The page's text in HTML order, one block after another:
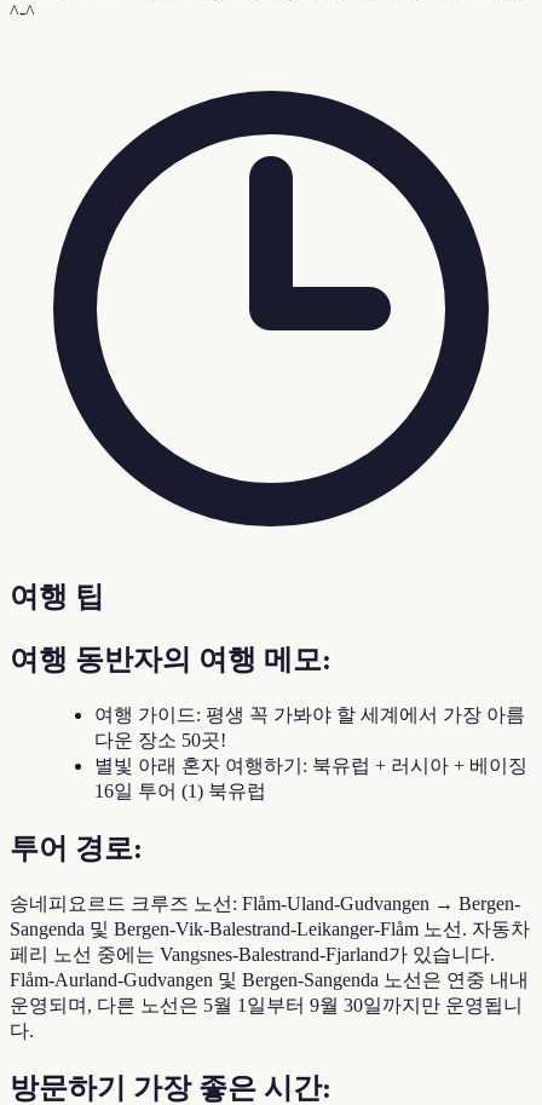
^-^
여행 팁
여행 동반자의 여행 메모:
여행 가이드: 평생 꼭 가봐야 할 세계에서 가장 아름
다운 장소 50곳!
별빛 아래 혼자 여행하기: 북유럽 + 러시아 + 베이징
16일 투어 (1) 북유럽
투어 경로:
송네피요르드 크루즈 노선: Flåm-Uland-Gudvangen → Bergen-
Sangenda 및 Bergen-Vik-Balestrand-Leikanger-Flåm 노선. 자동차
페리 노선 중에는 Vangsnes-Balestrand-Fjarland가 있습니다.
Flåm-Aurland-Gudvangen 및 Bergen-Sangenda 노선은 연중 내내
운영되며, 다른 노선은 5월 1일부터 9월 30일까지만 운영됩니
다.
방문하기 가장 좋은 시간: